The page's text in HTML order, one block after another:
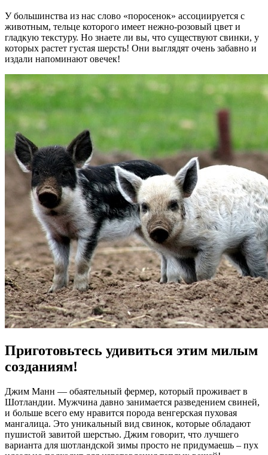
У большинства из нас слово «поросенок» ассоциируется с
животным, тельце которого имеет нежно-розовый цвет и
гладкую текстуру. Но знаете ли вы, что существуют свинки, у
которых растет густая шерсть! Они выглядят очень забавно и
издали напоминают овечек!
Приготовьтесь удивиться этим милым
созданиям!
Джим Манн — обаятельный фермер, который проживает в
Шотландии. Мужчина давно занимается разведением свиней,
и больше всего ему нравится порода венгерская пуховая
мангалица. Это уникальный вид свинок, которые обладают
пушистой завитой шерстью. Джим говорит, что лучшего
варианта для шотландской зимы просто не придумаешь – пух